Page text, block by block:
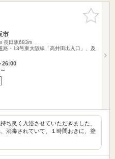
お気に入
りに追加
市
長田駅683m
路・13号東大阪線「高井田出入口」、及
26:00
ち良く入浴させていただきました。
消毒されていて、１時間おきに、釜